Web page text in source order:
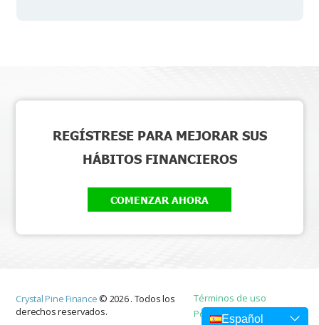
Español
REGÍSTRESE PARA MEJORAR SUS
HÁBITOS FINANCIEROS
COMENZAR AHORA
Crystal Pine Finance © 2026. Todos los
derechos reservados.
Términos de uso
Política de privacidad